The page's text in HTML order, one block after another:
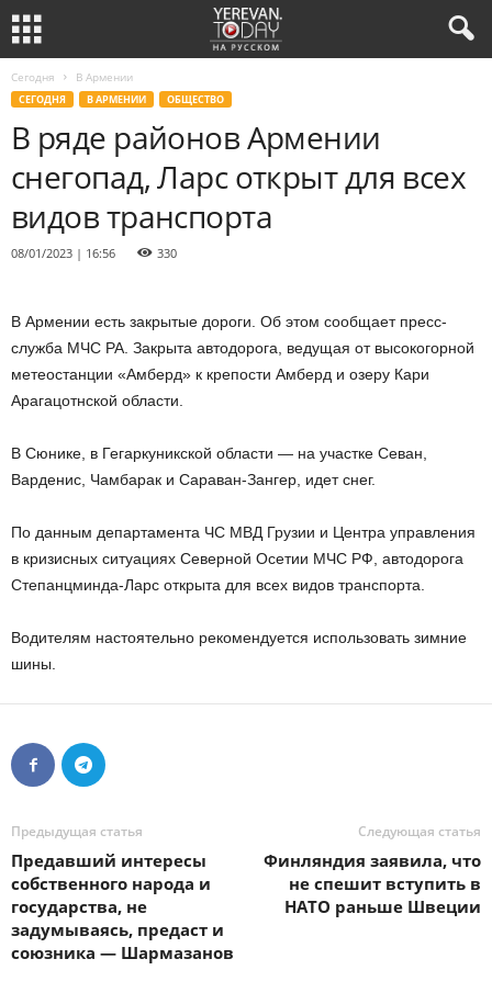
Сегодня В Армении
СЕГОДНЯ В АРМЕНИИ ОБЩЕСТВО
В ряде районов Армении
снегопад, Ларс открыт для всех
видов транспорта
08/01/2023 | 16:56 330
В Армении есть закрытые дороги. Об этом сообщает пресс-
служба МЧС РА. Закрыта автодорога, ведущая от высокогорной
метеостанции «Амберд» к крепости Амберд и озеру Кари
Арагацотнской области.
В Сюнике, в Гегаркуникской области — на участке Севан,
Варденис, Чамбарак и Сараван-Зангер, идет снег.
По данным департамента ЧС МВД Грузии и Центра управления
в кризисных ситуациях Северной Осетии МЧС РФ, автодорога
Степанцминда-Ларс открыта для всех видов транспорта.
Водителям настоятельно рекомендуется использовать зимние
шины.
Предыдущая статья
Предавший интересы
собственного народа и
государства, не
задумываясь, предаст и
союзника — Шармазанов
Следующая статья
Финляндия заявила, что
не спешит вступить в
НАТО раньше Швеции